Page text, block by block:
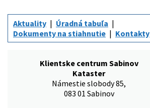
Aktuality
Úradná tabuľa
Dokumenty na stiahnutie
Kontakty
Klientske centrum Sabinov
Kataster
Námestie slobody 85,
083 01 Sabinov